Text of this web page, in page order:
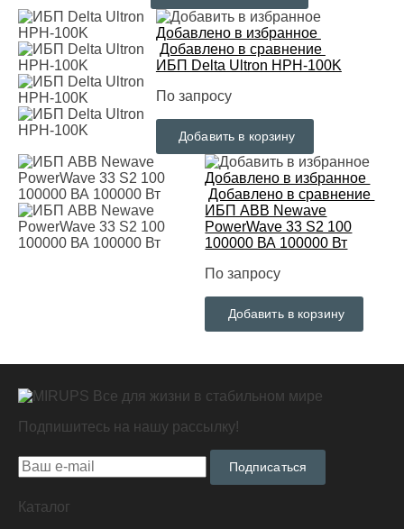
Добавлено в избранное
Добавлено в сравнение
ИБП Delta Ultron HPH-100K
По запросу
Добавить в корзину
Добавлено в избранное
Добавлено в сравнение
ИБП ABB Newave
PowerWave 33 S2 100
100000 ВА 100000 Вт
По запросу
Добавить в корзину
Все для жизни в стабильном мире
Подпишитесь на нашу рассылку!
Подписаться
Каталог